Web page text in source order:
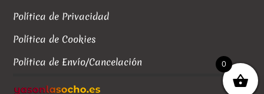
Política de Privacidad
Política de Cookies
Política de Envío/Cancelación
0